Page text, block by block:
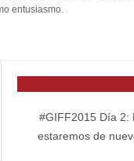
entusiasmo.
#GIFF2015 Día 2:
estaremos de